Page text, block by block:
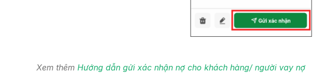
Xem thêm Hướng dẫn gửi xác nhận nợ cho khách hàng/ người vay nợ